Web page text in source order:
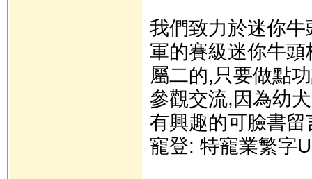
我們致力於迷你
軍的賽級迷你牛
屬二的,只要做點
參觀交流,因為幼
有興趣的可臉書
寵登: 特寵業繁字